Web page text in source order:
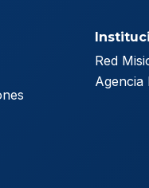
Red
Agencia